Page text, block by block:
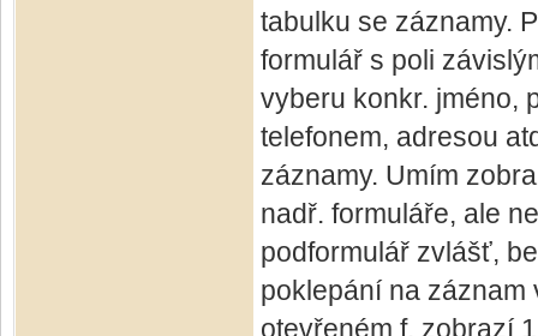
tabulku se záznamy.
formulář s poli
vyberu konkr. jméno,
telefonem, adresou
záznamy. Umím
nadř. formuláře, ale
podformulář zvlášť,
poklepání na záznam
otevřeném f. zobrazí